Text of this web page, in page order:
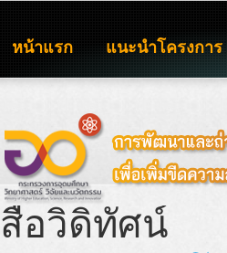
หน้าแรก แนะนำโครงการ
สื่อวิดิทัศน์